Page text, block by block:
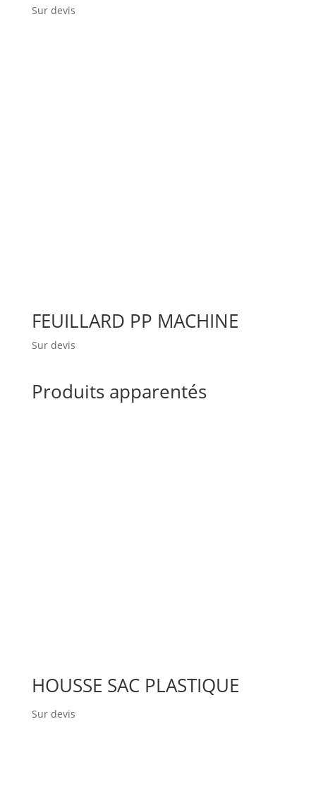
Sur devis
FEUILLARD PP MACHINE
Sur devis
Produits apparentés
HOUSSE SAC PLASTIQUE
Sur devis